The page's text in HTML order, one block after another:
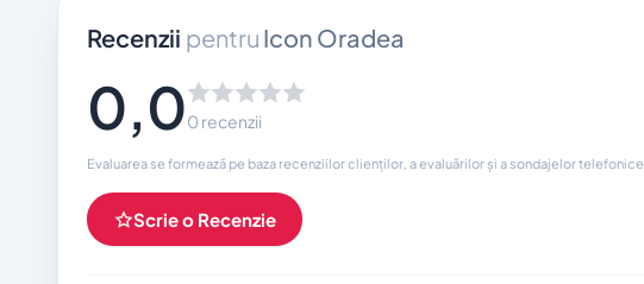
Recenzii pentru Icon Oradea
0,00 recenzii
Evaluarea se formează pe baza recenziilor clienților, a evaluărilor și a sondajelor telefonice.
Scrie o Recenzie